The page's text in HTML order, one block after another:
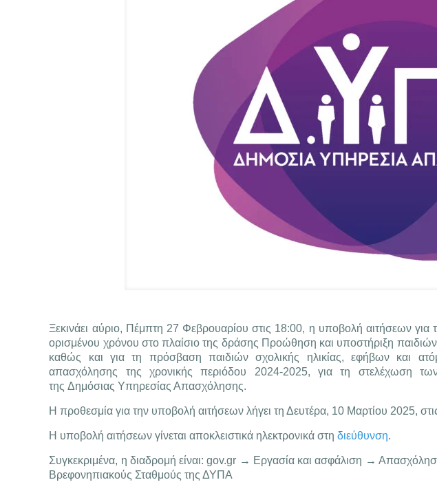
Ξεκινάει αύριο, Πέμπτη 27 Φεβρουαρίου στις 18:00, η υποβολή αιτήσεων
ορισμένου χρόνου στο πλαίσιο της δράσης Προώθηση και υποστήριξη
καθώς και για τη πρόσβαση παιδιών σχολικής ηλικίας, εφήβων και
απασχόλησης της χρονικής περιόδου 2024-2025, για τη στελέχωση
της Δημόσιας Υπηρεσίας Απασχόλησης.
Η προθεσμία για την υποβολή αιτήσεων λήγει τη Δευτέρα, 10 Μαρτίου 2025,
Η υποβολή αιτήσεων γίνεται αποκλειστικά ηλεκτρονικά στηδιεύθυνση.
Συγκεκριμένα, η διαδρομή είναι: gov.gr → Εργασία και ασφάλιση →
Βρεφονηπιακούς Σταθμούς της ΔΥΠΑ